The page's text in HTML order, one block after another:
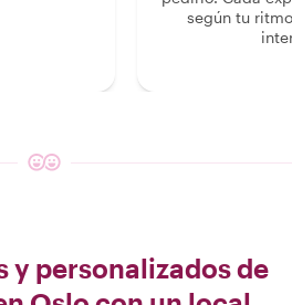
según tu
y personalizados de